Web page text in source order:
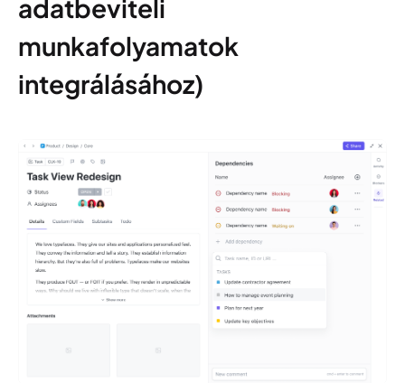
adatbeviteli
munkafolyamatok
integrálásához)